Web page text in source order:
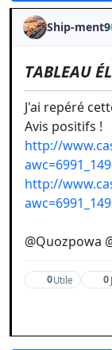
Ship-ment9
TABLEAU
J'ai repéré
Avis positifs !
http://
http://
@Quozpowa
0Utile 0